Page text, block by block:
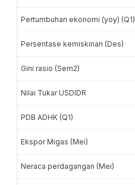
Pertumbuhan ekonomi (yoy) (Q1)
Persentase kemiskinan (Des)
Gini rasio (Sem2)
Nilai Tukar USDIDR
PDB ADHK (Q1)
Ekspor Migas (Mei)
Neraca perdagangan (Mei)